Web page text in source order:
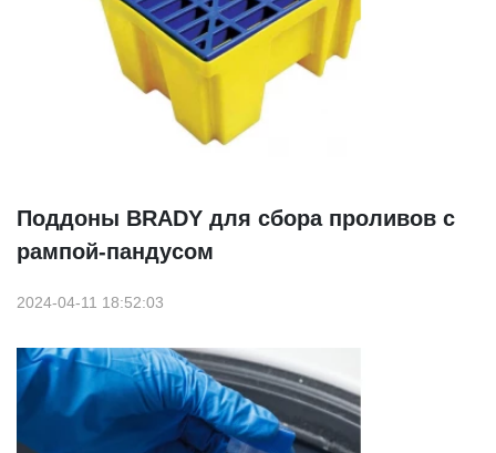
Поддоны BRADY для сбора проливов с
рампой-пандусом
2024-04-11 18:52:03